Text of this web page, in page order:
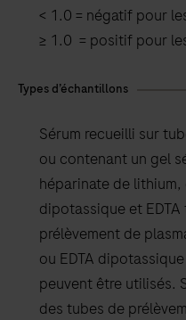
< 1.0 = négatif pour
≥ 1.0 = positif pour
Types d’échantillons
Sérum recueilli sur
ou contenant un gel
héparinate de
dipotassique et
prélèvement de
ou EDTA
peuvent être utilisés.
des tubes de